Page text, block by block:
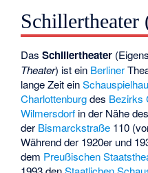
DasSchillertheater
Theater) ist ein Berliner
lange Zeit ein
Charlottenburgdes Bezirks
Wilmersdorf in der Nähe des
der Bismarckstraße 110
Während der 1920er und
dem Preußischen